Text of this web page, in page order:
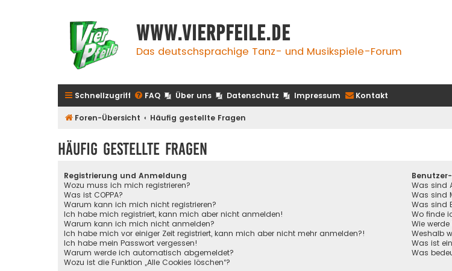
www.vierpfeile.de
Das deutschsprachige Tanz- und Musikspiele-Forum
Schnellzugriff FAQ Über uns Datenschutz Impressum Kontakt
Foren-Übersicht Häufig gestellte Fragen
Häufig gestellte Fragen
Registrierung und Anmeldung
Wozu muss ich mich registrieren?
Was ist COPPA?
Warum kann ich mich nicht registrieren?
Ich habe mich registriert, kann mich aber nicht anmelden!
Warum kann ich mich nicht anmelden?
Ich habe mich vor einiger Zeit registriert, kann mich aber nicht mehr anmelden?!
Ich habe mein Passwort vergessen!
Warum werde ich automatisch abgemeldet?
Wozu ist die Funktion „Alle Cookies löschen“?
Was sind
Was sind
Was sind
Wo finde
Wie
Weshalb
Was ist
Was